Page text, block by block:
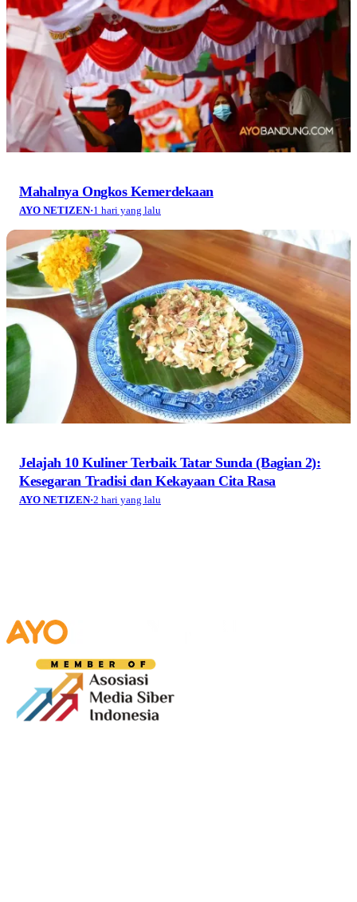
Mahalnya Ongkos Kemerdekaan
AYO NETIZEN·1 hari yang lalu
Jelajah 10 Kuliner Terbaik Tatar Sunda (Bagian 2):
Kesegaran Tradisi dan Kekayaan Cita Rasa
AYO NETIZEN·2 hari yang lalu